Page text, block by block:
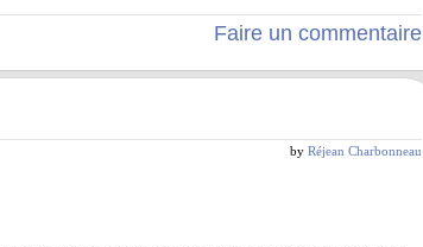
Faire un commentaire
by Réjean Charbonneau